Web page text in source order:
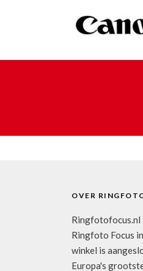
OVER
Ringfotofocus.nl
Ringfoto Focus
winkel is
Europa's